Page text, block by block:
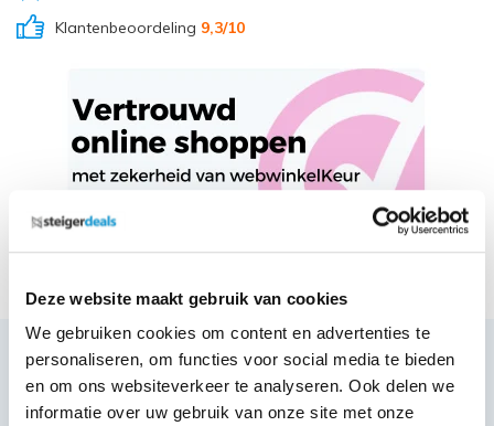
Deze website maakt gebruik van cookies
We gebruiken cookies om content en advertenties te
personaliseren, om functies voor social media te bieden
en om ons websiteverkeer te analyseren. Ook delen we
informatie over uw gebruik van onze site met onze
Klantenbeoordeling 9,3/10
Productbeschrijving